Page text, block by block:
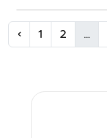
‹ 1 2 ...